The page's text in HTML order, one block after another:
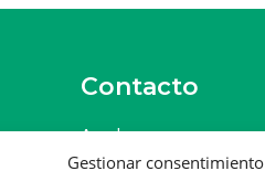
Gestionar consentimiento
Contacto
Ayuda